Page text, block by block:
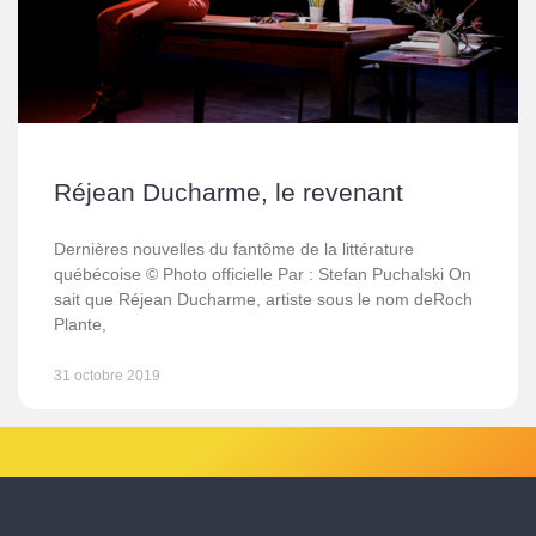
Réjean Ducharme, le revenant
Dernières nouvelles du fantôme de la littérature
québécoise © Photo officielle Par : Stefan Puchalski On
sait que Réjean Ducharme, artiste sous le nom deRoch
Plante,
31 octobre 2019